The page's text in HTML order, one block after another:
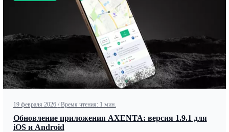
19 февраля 2026 / Время чтения: 1 мин.
Обновление приложения AXENTA: версия 1.9.1 для
iOS и Android